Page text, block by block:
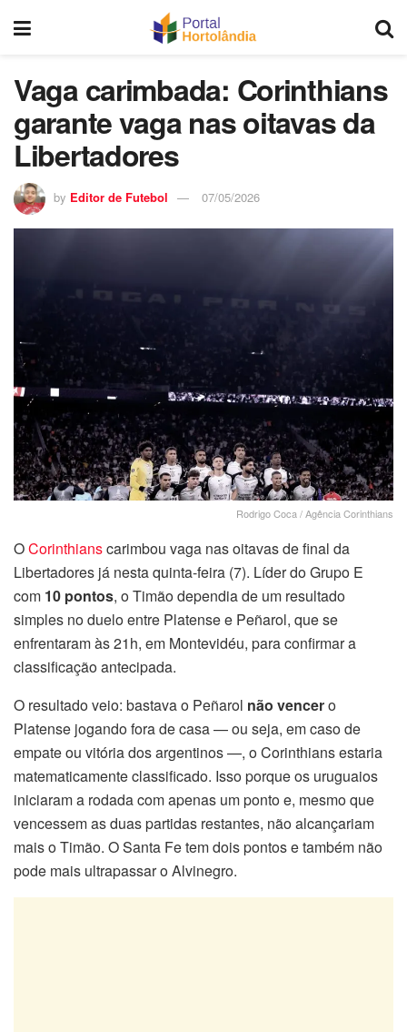
Vaga carimbada: Corinthians
garante vaga nas oitavas da
Libertadores
by Editor de Futebol 07/05/2026
Rodrigo Coca / Agência Corinthians
OCorinthianscarimbou vaga nas oitavas de final da
Libertadores já nesta quinta-feira (7). Líder do Grupo E
com 10 pontos, o Timão dependia de um resultado
simples no duelo entre Platense e Peñarol, que se
enfrentaram às 21h, em Montevidéu, para confirmar a
classificação antecipada.
O resultado veio: bastava o Peñarol não vencero
Platense jogando fora de casa — ou seja, em caso de
empate ou vitória dos argentinos —, o Corinthians estaria
matematicamente classificado. Isso porque os uruguaios
iniciaram a rodada com apenas um ponto e, mesmo que
vencessem as duas partidas restantes, não alcançariam
mais o Timão. O Santa Fe tem dois pontos e também não
pode mais ultrapassar o Alvinegro.